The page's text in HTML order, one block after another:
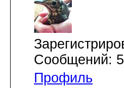
Сообщений:
Профиль